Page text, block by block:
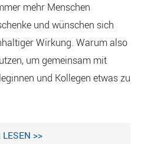
mehr Menschen
und wünschen sich
Wirkung. Warum also
um gemeinsam mit
und Kollegen etwas zu
LESEN >>